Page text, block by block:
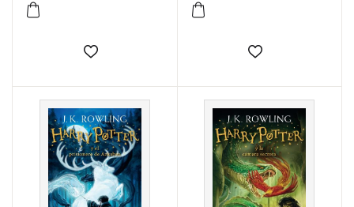
Añadir a la lista de deseosAñadir a la